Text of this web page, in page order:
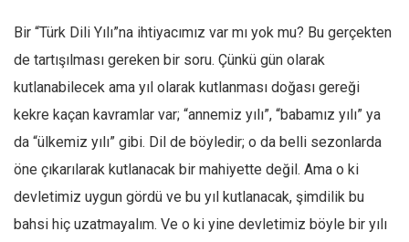
Amina S. Jenenkovic
Bağdagül Öz
Bu Sayı
Tüm Sayılar
Kategoriler
Bir “Türk Dili Yılı”na ihtiyacımız var mı yok mu? Bu gerçekten
de tartışılması gereken bir soru. Çünkü gün olarak
kutlanabilecek ama yıl olarak kutlanması doğası gereği
kekre kaçan kavramlar var; “annemiz yılı”, “babamız yılı” ya
da “ülkemiz yılı” gibi. Dil de böyledir; o da belli sezonlarda
öne çıkarılarak kutlanacak bir mahiyette değil. Ama o ki
devletimiz uygun gördü ve bu yıl kutlanacak, şimdilik bu
bahsi hiç uzatmayalım. Ve o ki yine devletimiz böyle bir yılı